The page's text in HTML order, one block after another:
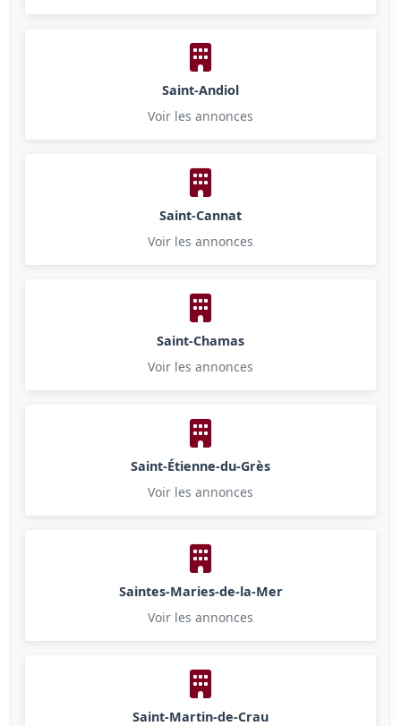
Saint-Andiol
Voir les annonces
Saint-Cannat
Voir les annonces
Saint-Chamas
Voir les annonces
Saint-Étienne-du-Grès
Voir les annonces
Saintes-Maries-de-la-Mer
Voir les annonces
Saint-Martin-de-Crau